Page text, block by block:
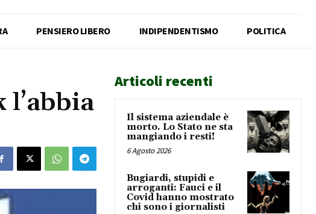
PENSIERO LIBERO INDIPENDENTISMO POLITICA
l’abbia
Articoli recenti
Il sistema aziendale è
morto. Lo Stato ne sta
mangiando i resti!
6 Agosto 2026
Bugiardi, stupidi e
arroganti: Fauci e il
Covid hanno mostrato
chi sono i giornalisti